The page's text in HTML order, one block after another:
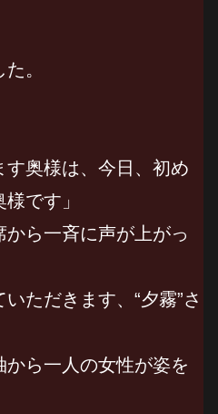
。
す奥様は、今日、初め
です」
ら一斉に声が上がっ
ただきます、“夕霧”さ
ら一人の女性が姿を